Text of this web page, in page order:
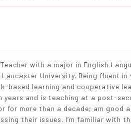
with a major in English
University. Being fluent
based learning and cooperative
years and is teaching at a post-
for more than a decade; am good
their issues. I’m familiar with